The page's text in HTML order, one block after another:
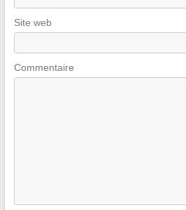
Site web
Commentaire